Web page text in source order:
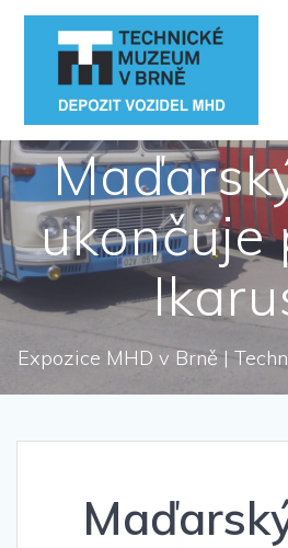
ukončuje
Expozice MHD v Brně |